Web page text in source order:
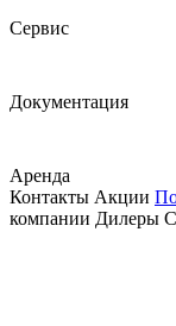
Сервис
Документация
Аренда
Контакты Акции
компании Дилеры